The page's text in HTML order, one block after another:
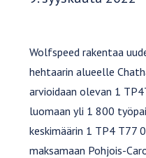
Wolfspeed rakentaa
hehtaarin alueelle
arvioidaan olevan 1
luomaan yli 1 800
keskimäärin 1 TP4 T77
maksamaan Pohjois-